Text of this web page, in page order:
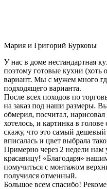
Мария и Григорий Бурковы
У нас в доме нестандартная
поэтому готовые кухни
вариант. Мы с мужем много
подходящего варианта.
После всех походов по
на заказ под наши размеры.
обмерил, посчитал,
хотелось, и картинка в
скажу, что это самый
вписалась и цвет выбрала
Примерно через 2 недели
красавицу! «Благодаря»
помучиться с монтажом
получился отменный.
Большое всем спасибо!